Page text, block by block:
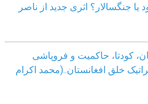
یا جنگسالار؟ اثری جدید از ناصر
کودتا، حاکمیت و فروپاشی
خلق افغانستان..(محمد اکرام